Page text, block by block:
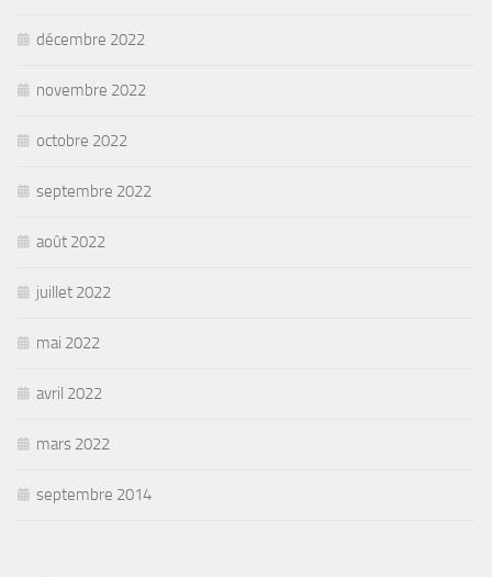
décembre 2022
novembre 2022
octobre 2022
septembre 2022
août 2022
juillet 2022
mai 2022
avril 2022
mars 2022
septembre 2014